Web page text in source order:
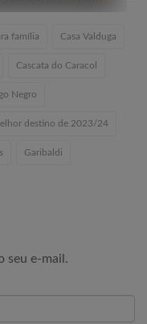
família Casa Valduga
Cascata do Caracol
Negro
destino de 2023/24
Garibaldi
seu e-mail.